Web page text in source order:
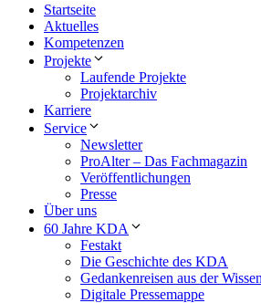
Startseite
Aktuelles
Kompetenzen
Projekte
Laufende Projekte
Projektarchiv
Karriere
Service
Newsletter
ProAlter – Das Fachmagazin
Veröffentlichungen
Presse
Über uns
60 Jahre KDA
Festakt
Die Geschichte des KDA
Gedankenreisen aus der
Digitale Pressemappe